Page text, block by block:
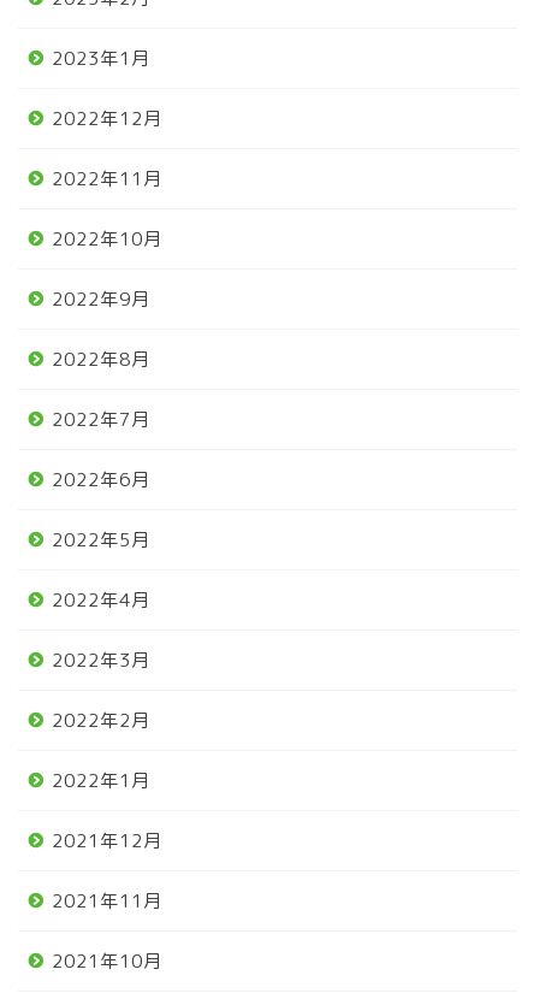
2023年1月
2022年12月
2022年11月
2022年10月
2022年9月
2022年8月
2022年7月
2022年6月
2022年5月
2022年4月
2022年3月
2022年2月
2022年1月
2021年12月
2021年11月
2021年10月